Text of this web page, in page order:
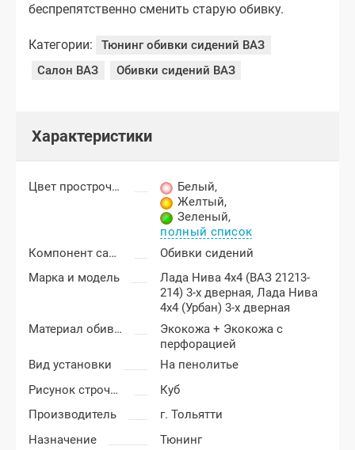
беспрепятственно сменить старую обивку.
Категории:
Тюнинг обивки сидений ВАЗ
Салон ВАЗ
Обивки сидений ВАЗ
Характеристики
Цвет прострочки Белый,
Желтый,
Зеленый,
полный список
Компонент салона
Обивки сидений
Марка и модель
Лада Нива 4x4 (ВАЗ 21213-
214) 3-х дверная,Лада Нива
4x4 (Урбан) 3-х дверная
Материал обивки
Экокожа + Экокожа с
перфорацией
Вид установки
На пенолитье
Рисунок строчки
Куб
Производитель
г. Тольятти
Назначение
Тюнинг